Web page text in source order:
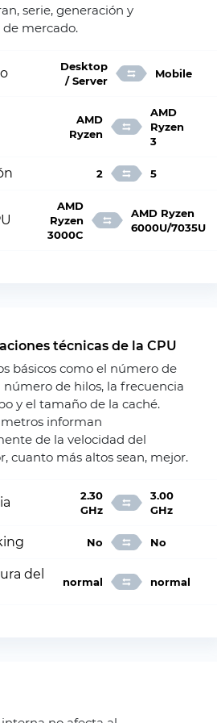
serie, generación y
mercado.
Desktop
/ Server
Mobile
AMD
Ryzen
AMD
Ryzen
3
2 5
AMD
Ryzen
3000C
AMD Ryzen
6000U/7035U
técnicas de la CPU
básicos como el número de
número de hilos, la frecuencia
y el tamaño de la caché.
informan
de la velocidad del
cuanto más altos sean, mejor.
2.30
GHz
3.00
GHz
No No
del
normal normal